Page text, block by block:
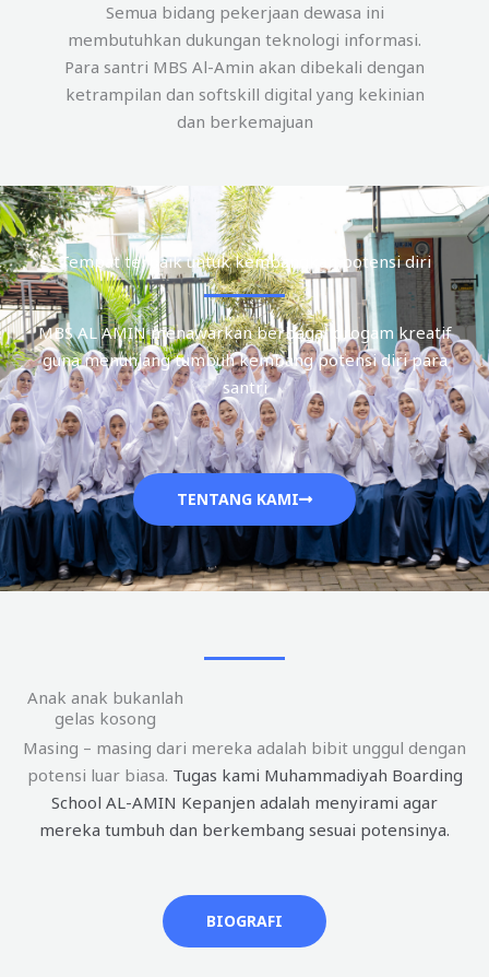
Semua bidang pekerjaan dewasa ini
membutuhkan dukungan teknologi informasi.
Para santri MBS Al-Amin akan dibekali dengan
ketrampilan dan softskill digital yang kekinian
dan berkemajuan
Tempat terbaik untuk kembangkan potensi diri
MBS AL AMIN menawarkan berbagai progam kreatif
guna menunjang tumbuh kembang potensi diri para
santri
TENTANG KAMI
Anak anak bukanlah
gelas kosong
Masing – masing dari mereka adalah bibit unggul dengan
potensi luar biasa. Tugas kami Muhammadiyah Boarding
School AL-AMIN Kepanjen adalah menyirami agar
mereka tumbuh dan berkembang sesuai potensinya.
BIOGRAFI